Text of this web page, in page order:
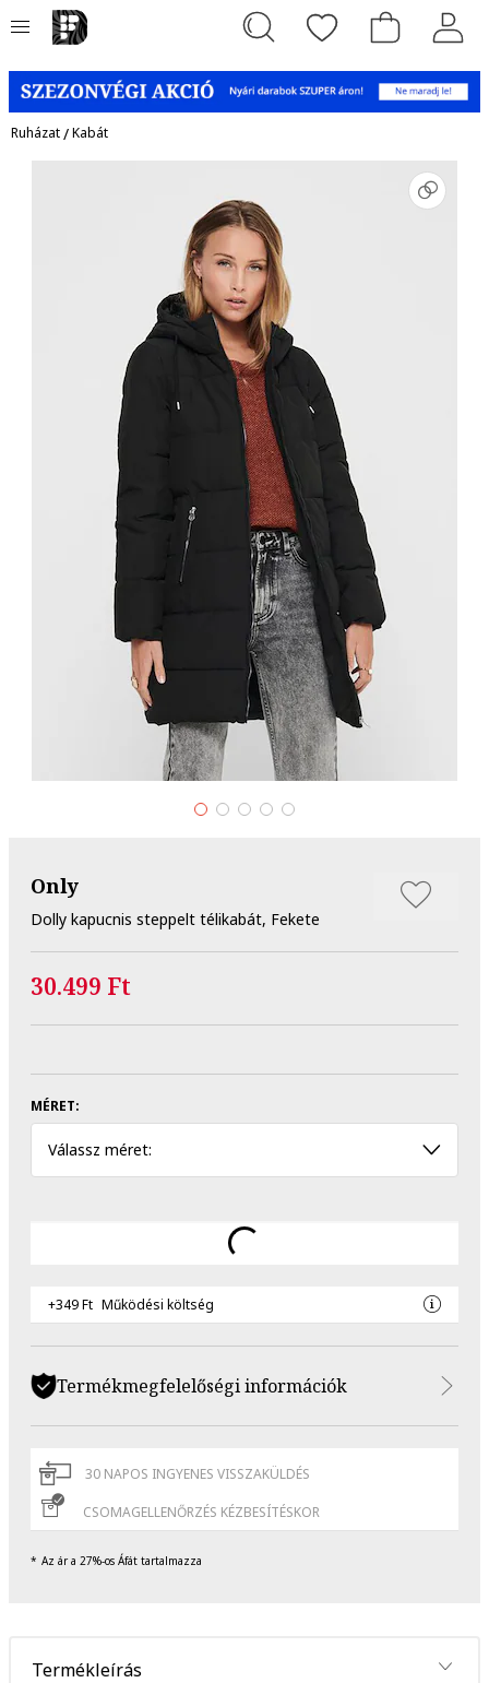
Ruházat/Kabát
Only
Dolly kapucnis steppelt télikabát, Fekete
30.499 Ft
MÉRET:
Válassz méret:
+349 Ft Működési költség
Termékmegfelelőségi információk
30 NAPOS INGYENES VISSZAKÜLDÉS
CSOMAGELLENŐRZÉS KÉZBESÍTÉSKOR
Az ár a 27%-os Áfát tartalmazza
Termékleírás